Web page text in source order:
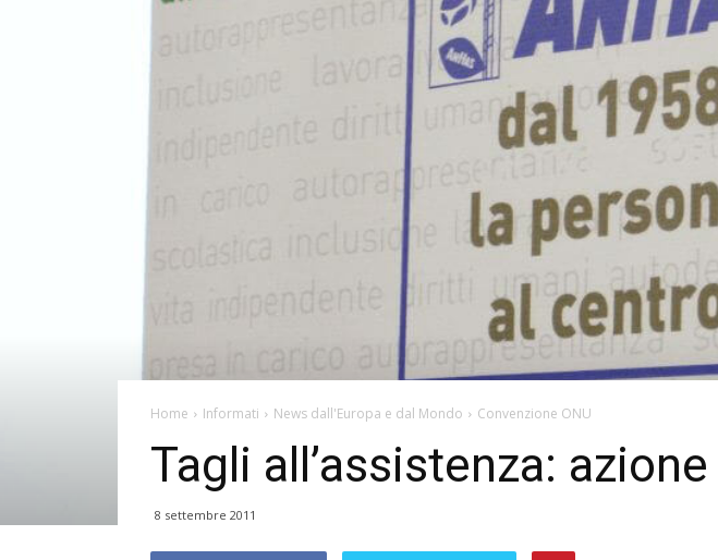
Home Informati News dall'Europa e dal Mondo Convenzione ONU
Tagli all’assistenza:
8 settembre 2011